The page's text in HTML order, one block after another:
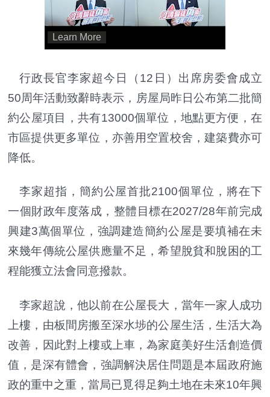
行政長官李家超今日（12日）出席房委會成立
50周年活動致辭時表示，房屋局昨日公布第二批簡
約公屋項目，共有13000個單位，地點更方便，在
市區提供更多單位，亦善用空置校舍，建築費亦可
降低。
李家超指，簡約公屋首批2100個單位，將在下
一個財政年度落成，整體目標在2027/28年前完成
興建3萬個單位，強調建造簡約公屋是要填補在未
來幾年傳統公屋供應量不足，希望脫貧和脫困的工
程能獲立法會同意撥款。
李家超說，他以前在公屋長大，當年一家人成功
上樓，由板間房搬至深水埗的公屋生活，生活大為
改善，因此對上樓或上車，為家庭美好生活創造價
值，是深有體會，強調解決居住問題是本屆政府施
政的重中之重，當局已覓得足夠土地在未來10年興